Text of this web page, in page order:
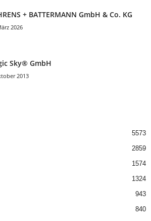
+ BATTERMANN GmbH & Co. KG
2026
Sky® GmbH
2013
5573
2859
1574
1324
943
840